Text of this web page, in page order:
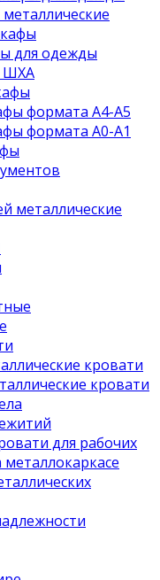
для одежды
ШХА
формата А4-А5
формата А0-А1
металлические
кровати
кровати
для рабочих